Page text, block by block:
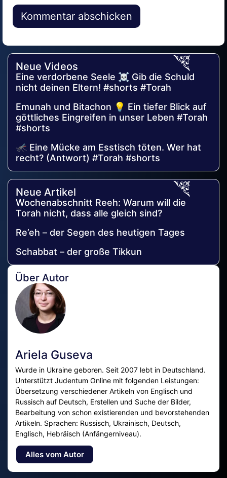
Alternative:
Neue Videos
Eine verdorbene Seele ☠️ Gib die Schuld
nicht deinen Eltern! #shorts #Torah
Emunah und Bitachon 💡 Ein tiefer Blick auf
göttliches Eingreifen in unser Leben #Torah
#shorts
🦟 Eine Mücke am Esstisch töten. Wer hat
recht? (Antwort) #Torah #shorts
Neue Artikel
Wochenabschnitt Reeh: Warum will die
Torah nicht, dass alle gleich sind?
Re’eh – der Segen des heutigen Tages
Schabbat – der große Tikkun
Über Autor
Ariela Guseva
Wurde in Ukraine geboren. Seit 2007 lebt in Deutschland.
Unterstützt Judentum Online mit folgenden Leistungen:
Übersetzung verschiedener Artikeln von Englisch und
Russisch auf Deutsch, Erstellen und Suche der Bilder,
Bearbeitung von schon existierenden und bevorstehenden
Artikeln. Sprachen: Russisch, Ukrainisch, Deutsch,
Englisch, Hebräisch (Anfängerniveau).
Alles vom Autor